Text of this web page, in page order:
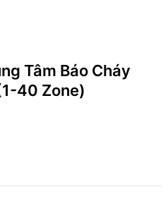
Tâm Báo Cháy
40 Zone)